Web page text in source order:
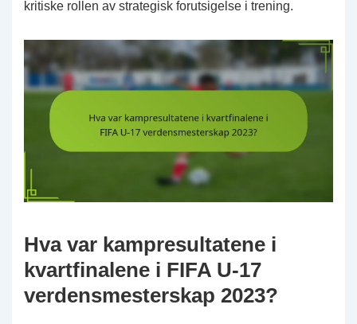
kritiske rollen av strategisk forutsigelse i trening.
Hva var kampresultatene i
kvartfinalene i FIFA U-17
verdensmesterskap 2023?